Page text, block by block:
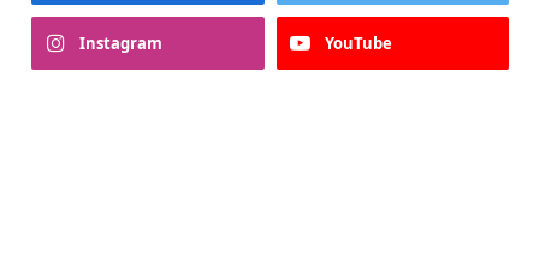
Instagram YouTube